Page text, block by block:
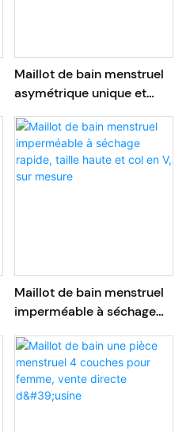
Maillot de bain menstruel
asymétrique unique et
Maillot de bain menstruel
imperméable à séchage
en V, sur mesure